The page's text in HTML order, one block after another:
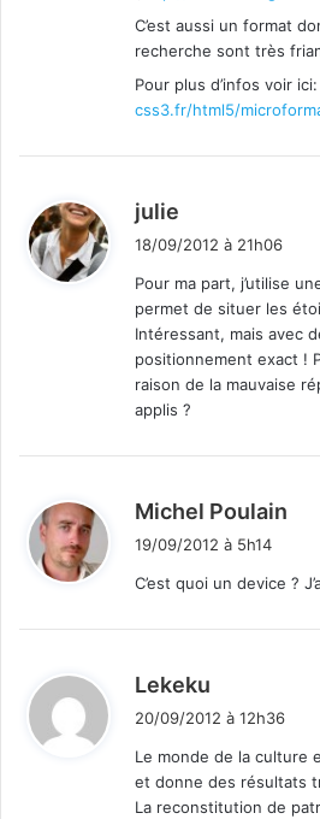
C’est aussi un format
recherche sont très
Pour plus d’infos voir ici:
css3.fr/html5/
julie
:
18/09/2012 à 21h06
Pour ma part, j’utilise
permet de situer les
Intéressant, mais avec
positionnement exact !
raison de la mauvaise
applis ?
Michel Poulain
19/09/2012 à 5h14
C’est quoi un device ?
Lekeku
:
20/09/2012 à 12h36
Le monde de la culture
et donne des résultats
La reconstitution de